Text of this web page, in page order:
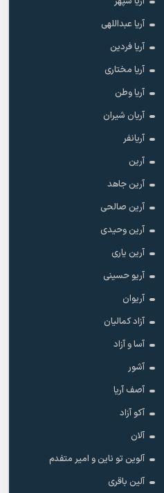
آریا عبداللهی
آریا فردین
آریا مختاری
آریا وطن
آریان شیران
آریانفر
آرین
آرین جاهد
آرین صالحی
آرین وحیدی
آرین یاری
آریو حسینی
آریوان
آزاد کمالیان
آسا و آزاد
آشور
آصف آریا
آکو آزاد
آلان
آلوین تو ناین و امیر متفدم
آلین باقری